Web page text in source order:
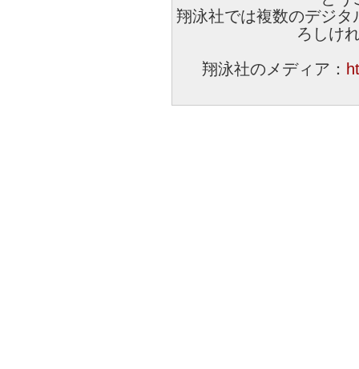
翔泳社では複数のデジ
ろしけ
翔泳社のメディア：